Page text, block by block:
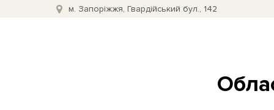
м. Запоріжжя, Гвардійський бул., 142